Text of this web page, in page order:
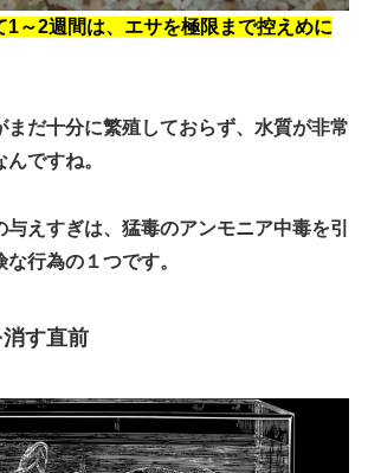
1～2週間は、エサを極限まで控えめに
まだ十分に繁殖しておらず、水質が非常
ですね。
与えすぎは、猛毒のアンモニア中毒を引
行為の１つです。
す直前